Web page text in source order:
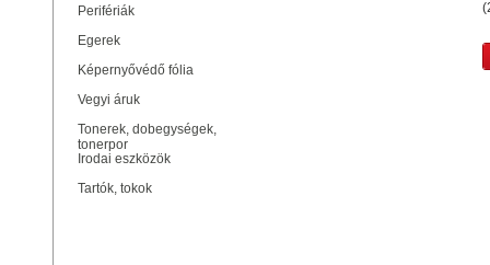
Perifériák
Egerek
Képernyővédő fólia
Vegyi áruk
Tonerek, dobegységek,
tonerpor
Irodai eszközök
Tartók, tokok